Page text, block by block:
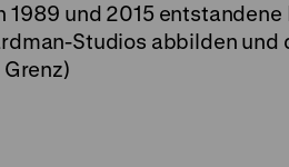
und 2015 entstandene
Studios abbilden und